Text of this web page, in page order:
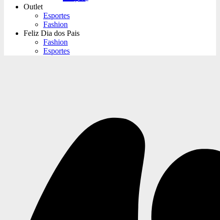
Outlet
Esportes
Fashion
Feliz Dia dos Pais
Fashion
Esportes